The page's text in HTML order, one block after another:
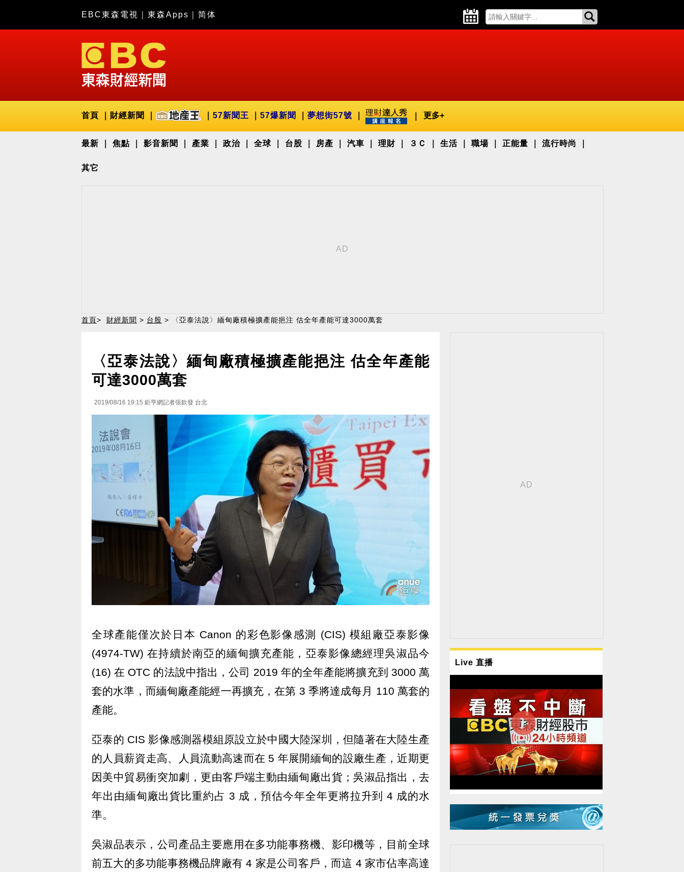
EBC東森電視 東森Apps 简体
首頁 財經新聞 57新聞王 57爆新聞 夢想街57號 更多+
最新 焦點 影音新聞 產業 政治 全球 台股 房產 汽車 理財 ３Ｃ 生活 職場 正能量 流行時尚
其它
首頁> 財經新聞 > 台股 > 〈亞泰法說〉緬甸廠積極擴產能挹注 估全年產能可達3000萬套
〈亞泰法說〉緬甸廠積極擴產能挹注 估全年產能
可達3000萬套
2019/08/16 19:15 鉅亨網記者張欽發 台北
全球產能僅次於日本 Canon 的彩色影像感測 (CIS) 模組廠亞泰影像
(4974-TW) 在持續於南亞的緬甸擴充產能，亞泰影像總經理吳淑品今
(16) 在 OTC 的法說中指出，公司 2019 年的全年產能將擴充到 3000 萬
套的水準，而緬甸廠產能經一再擴充，在第 3 季將達成每月 110 萬套的
產能。
亞泰的 CIS 影像感測器模組原設立於中國大陸深圳，但隨著在大陸生產
的人員薪資走高、人員流動高速而在 5 年展開緬甸的設廠生產，近期更
因美中貿易衝突加劇，更由客戶端主動由緬甸廠出貨；吳淑品指出，去
年出由緬甸廠出貨比重約占 3 成，預估今年全年更將拉升到 4 成的水
準。
吳淑品表示，公司產品主要應用在多功能事務機、影印機等，目前全球
前五大的多功能事務機品牌廠有 4 家是公司客戶，而這 4 家市佔率高達
Live 直播